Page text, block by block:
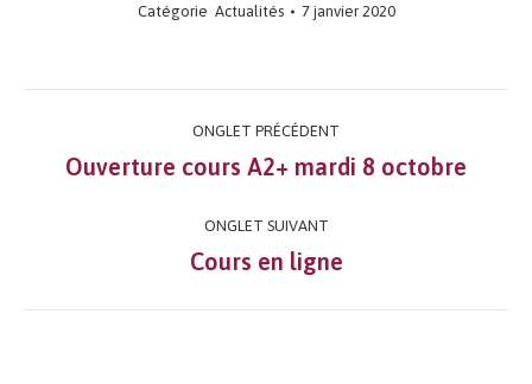
Catégorie Actualités 7 janvier 2020
commentaire
ONGLET PRÉCÉDENT
Onglet
Ouverture cours A2+ mardi 8 octobre
ONGLET SUIVANT
Onglet
Cours en ligne